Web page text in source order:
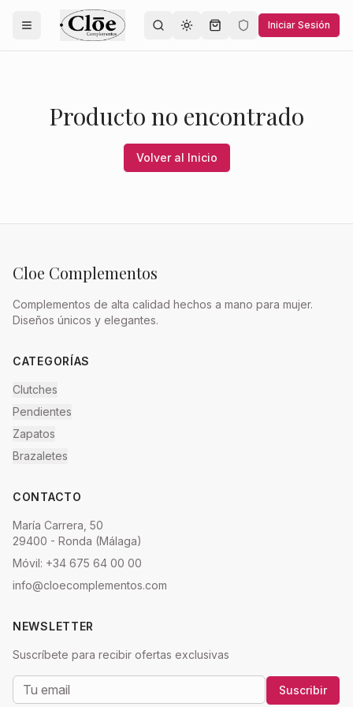
Toggle theme Iniciar Sesión
Producto no encontrado
Volver al Inicio
Cloe Complementos
Complementos de alta calidad hechos a mano para mujer.
Diseños únicos y elegantes.
CATEGORÍAS
Clutches
Pendientes
Zapatos
Brazaletes
CONTACTO
María Carrera, 50
29400 - Ronda (Málaga)
Móvil: +34 675 64 00 00
info@cloecomplementos.com
NEWSLETTER
Suscríbete para recibir ofertas exclusivas
Suscribir